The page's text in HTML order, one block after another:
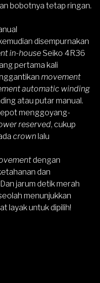
bobotnya tetap ringan.
disempurnakan
in-house Seiko 4R36
pertama kali
movement
automatic winding
atau putar manual.
menggoyang-
reserved, cukup
crownlalu
dengan
dan
jarum detik merah
menunjukkan
layak untuk dipilih!